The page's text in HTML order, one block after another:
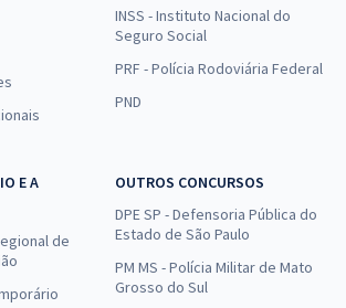
INSS - Instituto Nacional do
Seguro Social
PRF - Polícia Rodoviária Federal
PND
E A
de
OUTROS CONCURSOS
DPE SP - Defensoria Pública do
Estado de São Paulo
PM MS - Polícia Militar de Mato
Grosso do Sul